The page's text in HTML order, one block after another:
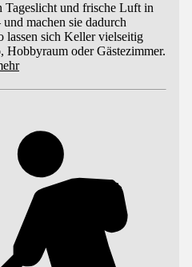
Tageslicht und frische Luft in
machen sie dadurch
lassen sich Keller vielseitig
Hobbyraum oder Gästezimmer.